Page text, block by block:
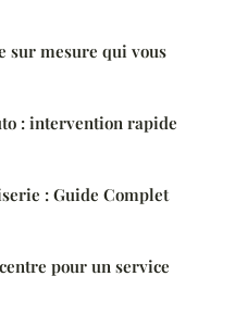
sur mesure qui vous
: intervention rapide
: Guide Complet
pour un service